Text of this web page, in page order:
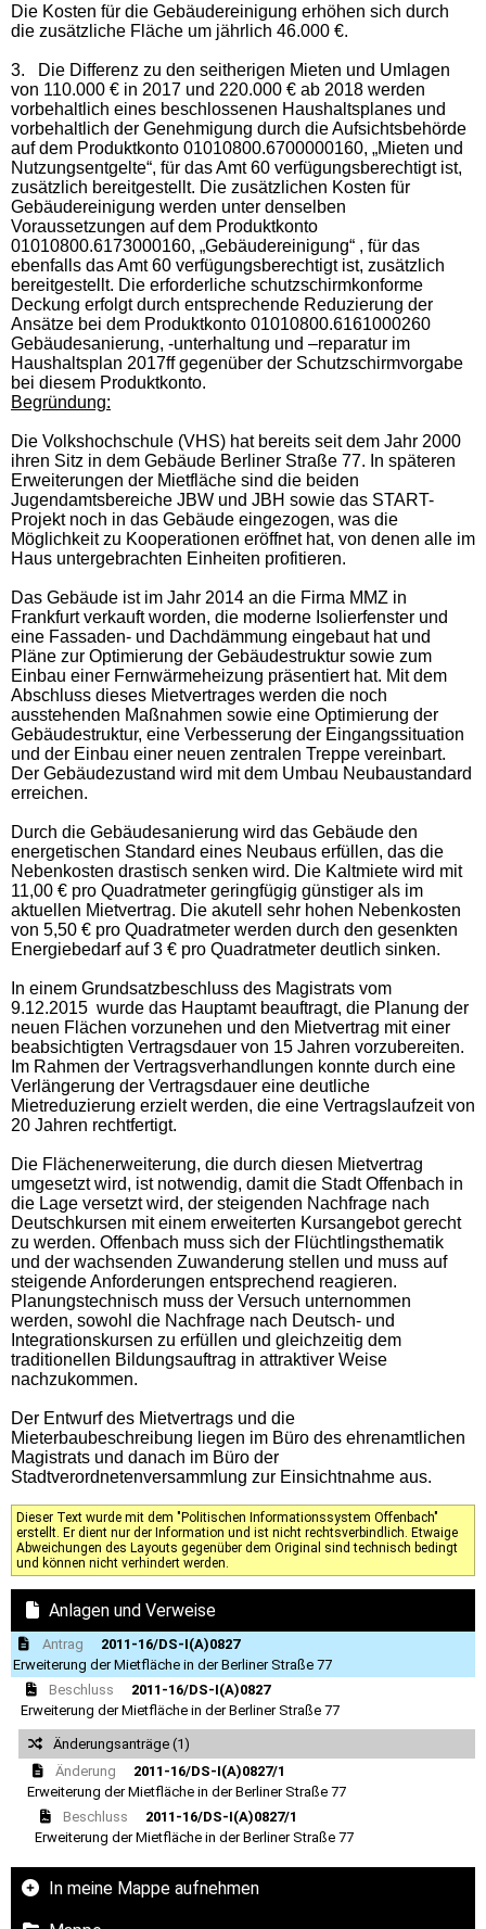
Die Kosten für die Gebäudereinigung erhöhen sich durch
die zusätzliche Fläche um jährlich 46.000 €.
3.
Die Differenz zu den seitherigen Mieten und Umlagen
von 110.000 € in 2017 und 220.000 € ab 2018 werden
vorbehaltlich eines beschlossenen Haushaltsplanes und
vorbehaltlich der Genehmigung durch die Aufsichtsbehörde
auf dem Produktkonto 01010800.6700000160, „Mieten und
Nutzungsentgelte“, für das Amt 60 verfügungsberechtigt ist,
zusätzlich bereitgestellt. Die zusätzlichen Kosten für
Gebäudereinigung werden unter denselben
Voraussetzungen auf dem Produktkonto
01010800.6173000160, „Gebäudereinigung“ , für das
ebenfalls das Amt 60 verfügungsberechtigt ist, zusätzlich
bereitgestellt. Die erforderliche schutzschirmkonforme
Deckung erfolgt durch entsprechende Reduzierung der
Ansätze bei dem Produktkonto 01010800.6161000260
Gebäudesanierung, -unterhaltung und –reparatur im
Haushaltsplan 2017ff gegenüber der Schutzschirmvorgabe
bei diesem Produktkonto.
Begründung:
Die Volkshochschule (VHS) hat bereits seit dem Jahr 2000
ihren Sitz in dem Gebäude Berliner Straße 77. In späteren
Erweiterungen der Mietfläche sind die beiden
Jugendamtsbereiche JBW und JBH sowie das START-
Projekt noch in das Gebäude eingezogen, was die
Möglichkeit zu Kooperationen eröffnet hat, von denen alle im
Haus untergebrachten Einheiten profitieren.
Das Gebäude ist im Jahr 2014 an die Firma MMZ in
Frankfurt verkauft worden, die moderne Isolierfenster und
eine Fassaden- und Dachdämmung eingebaut hat und
Pläne zur Optimierung der Gebäudestruktur sowie zum
Einbau einer Fernwärmeheizung präsentiert hat. Mit dem
Abschluss dieses Mietvertrages werden die noch
ausstehenden Maßnahmen sowie eine Optimierung der
Gebäudestruktur, eine Verbesserung der Eingangssituation
und der Einbau einer neuen zentralen Treppe vereinbart.
Der Gebäudezustand wird mit dem Umbau Neubaustandard
erreichen.
Durch die Gebäudesanierung wird das Gebäude den
energetischen Standard eines Neubaus erfüllen, das die
Nebenkosten drastisch senken wird. Die Kaltmiete wird mit
11,00 € pro Quadratmeter geringfügig günstiger als im
aktuellen Mietvertrag. Die akutell sehr hohen Nebenkosten
von 5,50 € pro Quadratmeter werden durch den gesenkten
Energiebedarf auf 3 € pro Quadratmeter deutlich sinken.
In einem Grundsatzbeschluss des Magistrats vom
9.12.2015 wurde das Hauptamt beauftragt, die Planung der
neuen Flächen vorzunehen und den Mietvertrag mit einer
beabsichtigten Vertragsdauer von 15 Jahren vorzubereiten.
Im Rahmen der Vertragsverhandlungen konnte durch eine
Verlängerung der Vertragsdauer eine deutliche
Mietreduzierung erzielt werden, die eine Vertragslaufzeit von
20 Jahren rechtfertigt.
Die Flächenerweiterung, die durch diesen Mietvertrag
umgesetzt wird, ist notwendig, damit die Stadt Offenbach in
die Lage versetzt wird, der steigenden Nachfrage nach
Deutschkursen mit einem erweiterten Kursangebot gerecht
zu werden. Offenbach muss sich der Flüchtlingsthematik
und der wachsenden Zuwanderung stellen und muss auf
steigende Anforderungen entsprechend reagieren.
Planungstechnisch muss der Versuch unternommen
werden, sowohl die Nachfrage nach Deutsch- und
Integrationskursen zu erfüllen und gleichzeitig dem
traditionellen Bildungsauftrag in attraktiver Weise
nachzukommen.
Der Entwurf des Mietvertrags und die
Mieterbaubeschreibung liegen im Büro des ehrenamtlichen
Magistrats und danach im Büro der
Stadtverordnetenversammlung zur Einsichtnahme aus.
Dieser Text wurde mit dem "Politischen Informationssystem Offenbach"
erstellt. Er dient nur der Information und ist nicht rechtsverbindlich. Etwaige
Abweichungen des Layouts gegenüber dem Original sind technisch bedingt
und können nicht verhindert werden.
Anlagen und Verweise
Antrag
2011-16/DS-I(A)0827
Erweiterung der Mietfläche in der Berliner Straße 77
Beschluss
2011-16/DS-I(A)0827
Erweiterung der Mietfläche in der Berliner Straße 77
Änderungsanträge (1)
Änderung
2011-16/DS-I(A)0827/1
Erweiterung der Mietfläche in der Berliner Straße 77
Beschluss
2011-16/DS-I(A)0827/1
Erweiterung der Mietfläche in der Berliner Straße 77
In meine Mappe aufnehmen